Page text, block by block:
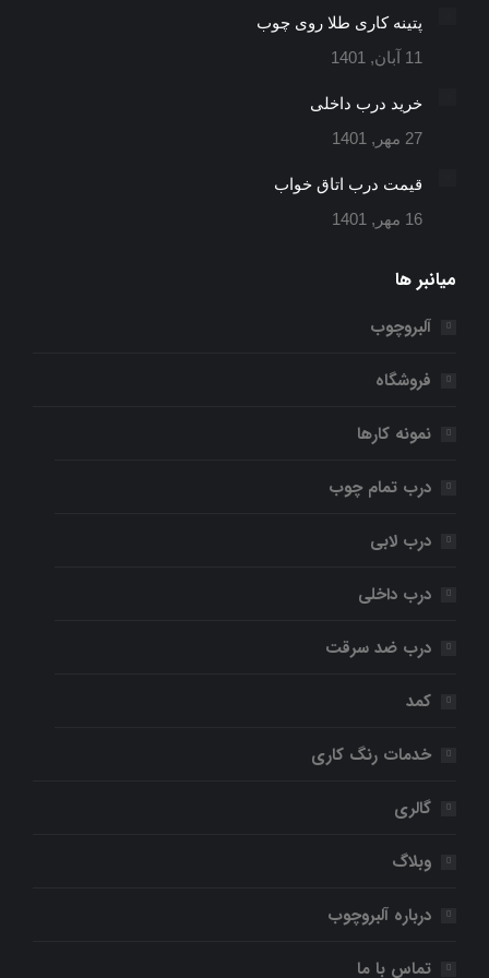
جدید
پتینه کاری طلا روی چوب
11 آبان, 1401
خرید درب داخلی
27 مهر, 1401
قیمت درب اتاق خواب
16 مهر, 1401
میانبر ها
آلبروچوب
فروشگاه
نمونه کارها
درب تمام چوب
درب لابی
درب داخلی
درب ضد سرقت
کمد
خدمات رنگ کاری
گالری
وبلاگ
درباره آلبروچوب
تماس با ما